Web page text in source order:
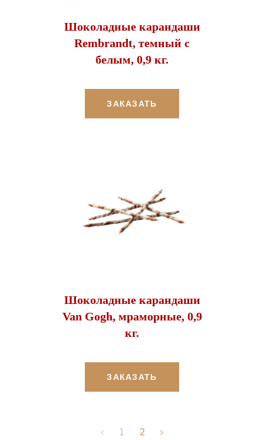
Шоколадные карандаши
Rembrandt, темный с
белым, 0,9 кг.
ЗАКАЗАТЬ
Шоколадные карандаши
Van Gogh, мраморные, 0,9
кг.
ЗАКАЗАТЬ
1 2